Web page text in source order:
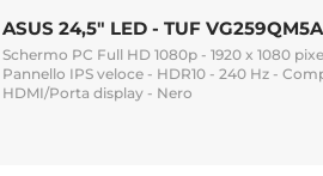
ASUS 24,5" LED - TUF VG259QM5A
Schermo PC Full HD 1080p - 1920 x 1080
Pannello IPS veloce - HDR10 - 240 Hz -
HDMI/Porta display - Nero